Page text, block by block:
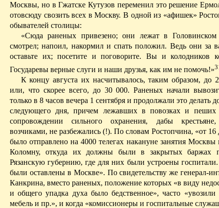
Москвы, но в Гжатске Кутузов переменил это решение
отовсюду свозить всех в Москву. В одной из «афишек»
обывателей столицы:
«Сюда раненых привезено; они лежат в
смотрел; напоил, накормили спать положил. Ведь они за
оставьте их; посетите и поговорите. Вы и колодников
Государевы верные слуги и наши друзья, как им не помочь!»
К концу августа их насчитывалось, таким образом, до
или, чтоскорее всего, до 30 000.Раненых начали
только в 8 часов вечера 1 сентября и продолжали это делать
следующего дня, причем лежавших в повозках и пеших
сопровождении сильного охранения, дабы крестьяне,
возчиками, не разбежались (!). По словам Ростопчина, «от 16
было отправлено на 4000 телегах накануне занятия Москвы
Коломну, откуда их должны были в закрытых баржах
Рязанскую губернию, где для них были устроены
были оставлены в Москве». По свидетельству жегенерал-
Канкрина, вместо раненых, положение которых «в виду
и общего упадка духа было бедственное», часто «увозили
мебель и пр.», и когда «комиссионеры и госпитальные